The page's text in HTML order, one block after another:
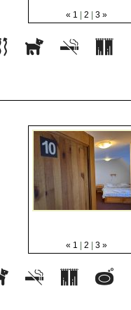
« 1 | 2 | 3 »
« 1 | 2 | 3 »